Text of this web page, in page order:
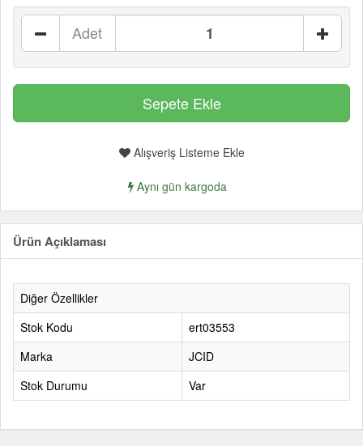
Adet
Alışveriş Listeme Ekle
Aynı gün kargoda
Ürün Açıklaması
Diğer Özellikler
Stok Kodu
ert03553
Marka
JCID
Stok Durumu
Var